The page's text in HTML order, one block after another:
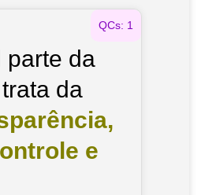
parte da
da
e
QCs: 1